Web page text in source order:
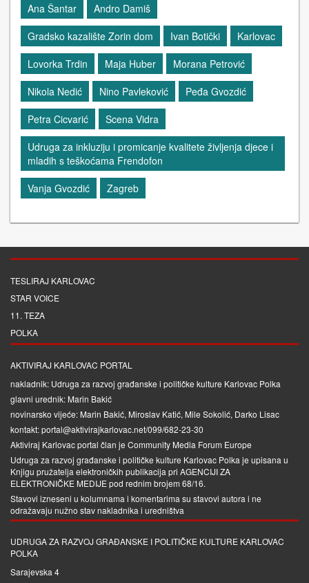
Ana Šantar
Andro Damiš
Gradsko kazalište Zorin dom
Ivan Botički
Karlovac
Lovorka Trdin
Maja Huber
Morana Petrović
Nikola Nedić
Nino Pavleković
Peđa Gvozdić
Petra Cicvarić
Scena Vidra
Udruga za inkluziju i promicanje kvalitete življenja djece i
mladih s teškoćama Frendofon
Vanja Gvozdić
Zagreb
TESLIRAJ KARLOVAC
STAR VOICE
11. TEZA
POLKA
AKTIVIRAJ KARLOVAC PORTAL
nakladnik: Udruga za razvoj građanske i političke kulture Karlovac Polka
glavni urednik: Marin Bakić
novinarsko vijeće: Marin Bakić, Miroslav Katić, Mile Sokolić, Darko Lisac
kontakt: portal@aktivirajkarlovac.net/099/682-23-30
Aktiviraj Karlovac portal član je Community Media Forum Europe
Udruga za razvoj građanske i političke kulture Karlovac Polka je upisana u
Knjigu pružatelja elektroničkih publikacija pri AGENCIJI ZA
ELEKTRONIČKE MEDIJEpod rednim brojem 68/16.
Stavovi izneseni u kolumnama i komentarima su stavovi autora i ne
odražavaju nužno stav nakladnika i uredništva
UDRUGA ZA RAZVOJ GRAĐANSKE I POLITIČKE KULTURE KARLOVAC
POLKA
Sarajevska 4